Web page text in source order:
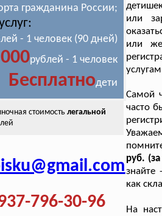
гражданина России;
- 1 человек (90 дней)
рублей - 1 человек
Бесплатнодети
стоимость легальной
796-30-96
или
или же
Самой
часто
руб.
знайте
как
На